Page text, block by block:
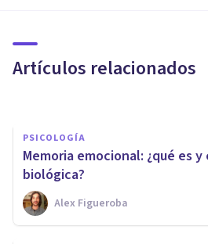
Artículos relacionados
y partes del
PSICOLOGÍA
Memoria emocional: ¿qué es y
biológica?
Alex Figueroba